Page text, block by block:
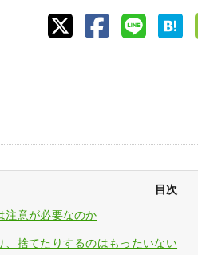
目次
注意が必要なのか
、捨てたりするのはもったいない